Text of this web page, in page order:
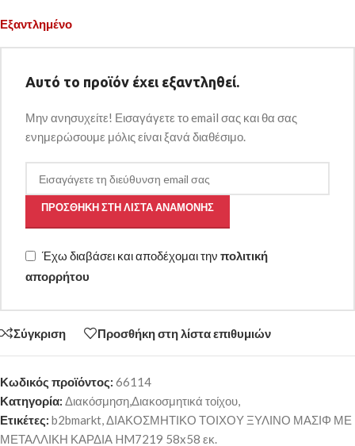
Εξαντλημένο
Αυτό το προϊόν έχει εξαντληθεί.
Μην ανησυχείτε! Εισαγάγετε το email σας και θα σας
ενημερώσουμε μόλις είναι ξανά διαθέσιμο.
ΠΡΟΣΘΉΚΗ ΣΤΗ ΛΊΣΤΑ ΑΝΑΜΟΝΉΣ
Έχω διαβάσει και αποδέχομαι την πολιτική
απορρήτου
Σύγκριση Προσθήκη στη λίστα επιθυμιών
Κωδικός προϊόντος: 66114
Κατηγορία: Διακόσμηση,Διακοσμητικά τοίχου,
Ετικέτες: b2bmarkt,ΔΙΑΚΟΣΜΗΤΙΚΟ ΤΟΙΧΟΥ ΞΥΛΙΝΟ ΜΑΣΙΦ ΜΕ
ΜΕΤΑΛΛΙΚΗ ΚΑΡΔΙΑ HM7219 58x58 εκ.